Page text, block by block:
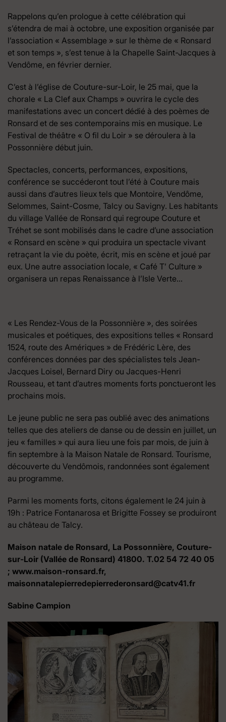
Rappelons qu’en prologue à cette célébration qui
s’étendra de mai à octobre, une exposition organisée par
l’association « Assemblage » sur le thème de « Ronsard
et son temps », s’est tenue à la Chapelle Saint-Jacques à
Vendôme, en février dernier.
C’est à l’église de Couture-sur-Loir, le 25 mai, que la
chorale « La Clef aux Champs » ouvrira le cycle des
manifestations avec un concert dédié à des poèmes de
Ronsard et de ses contemporains mis en musique. Le
Festival de théâtre « O fil du Loir » se déroulera à la
Possonnière début juin.
Spectacles, concerts, performances, expositions,
conférence se succéderont tout l’été à Couture mais
aussi dans d’autres lieux tels que Montoire, Vendôme,
Selommes, Saint-Cosme, Talcy ou Savigny. Les habitants
du village Vallée de Ronsard qui regroupe Couture et
Tréhet se sont mobilisés dans le cadre d’une association
« Ronsard en scène » qui produira un spectacle vivant
retraçant la vie du poète, écrit, mis en scène et joué par
eux. Une autre association locale, « Café T’ Culture »
organisera un repas Renaissance à l’Isle Verte…
« Les Rendez-Vous de la Possonnière », des soirées
musicales et poétiques, des expositions telles « Ronsard
1524, route des Amériques » de Frédéric Lère, des
conférences données par des spécialistes tels Jean-
Jacques Loisel, Bernard Diry ou Jacques-Henri
Rousseau, et tant d’autres moments forts ponctueront les
prochains mois.
Le jeune public ne sera pas oublié avec des animations
telles que des ateliers de danse ou de dessin en juillet, un
jeu « familles » qui aura lieu une fois par mois, de juin à
fin septembre à la Maison Natale de Ronsard. Tourisme,
découverte du Vendômois, randonnées sont également
au programme.
Parmi les moments forts, citons également le 24 juin à
19h : Patrice Fontanarosa et Brigitte Fossey se produiront
au château de Talcy.
Maison natale de Ronsard, La Possonnière, Couture-
sur-Loir (Vallée de Ronsard) 41800. T.02 54 72 40 05
; www.maison-ronsard.fr,
maisonnatalepierredepierrederonsard@catv41.fr
Sabine Campion